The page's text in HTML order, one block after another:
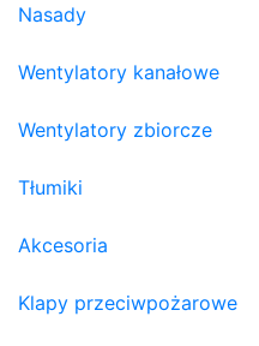
Nasady
Wentylatory kanałowe
Wentylatory zbiorcze
Tłumiki
Akcesoria
Klapy przeciwpożarowe